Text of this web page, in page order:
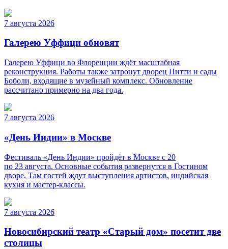
7 августа 2026
Галерею Уффици обновят
Галерею Уффици во Флоренции ждёт масштабная
реконструкция. Работы также затронут дворец Питти и сады
Боболи, входящие в музейный комплекс. Обновление
рассчитано примерно на два года.
7 августа 2026
«День Индии» в Москве
Фестиваль «День Индии» пройдёт в Москве с 20
по 23 августа. Основные события развернутся в Гостином
дворе. Там гостей ждут выступления артистов, индийская
кухня и мастер-классы.
7 августа 2026
Новосибирский театр «Старый дом» посетит две
столицы